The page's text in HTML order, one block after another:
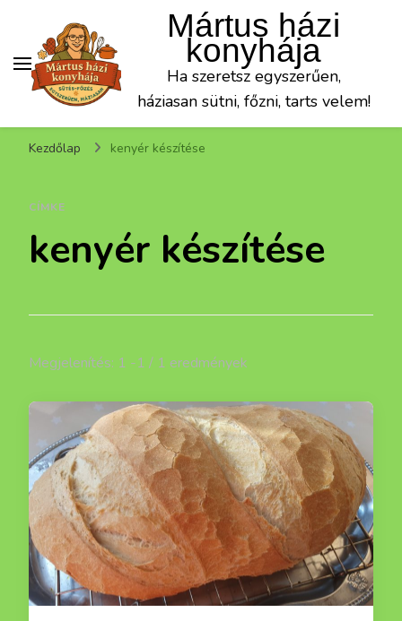
Mártus házi
konyhája
Ha szeretsz egyszerűen,
háziasan sütni, főzni, tarts velem!
Kezdőlap kenyér készítése
CÍMKE
kenyér készítése
Megjelenítés: 1 -1 / 1 eredmények